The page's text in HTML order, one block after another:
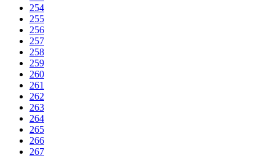
254
255
256
257
258
259
260
261
262
263
264
265
266
267